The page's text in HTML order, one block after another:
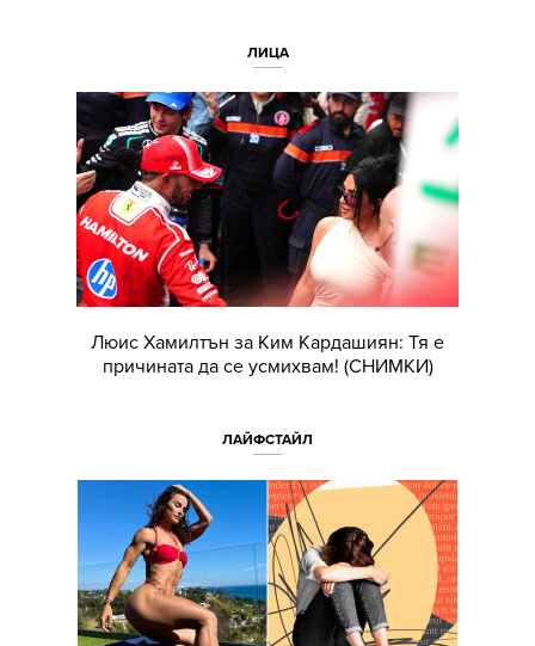
ЛИЦА
Люис Хамилтън за Ким Кардашиян: Тя е
причината да се усмихвам! (СНИМКИ)
ЛАЙФСТАЙЛ